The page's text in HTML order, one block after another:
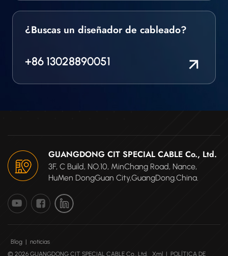
¿Buscas un diseñador de cableado?
+86 13028890051
GUANGDONG CIT SPECIAL CABLE Co., Ltd.
3F, C Build, NO.10, MinChang Road, Nance,
HuMen DongGuan City,GuangDong.China.
Blog | noticias
© 2026 GUANGDONG CIT SPECIAL CABLE Co., Ltd.
Xml | POLÍTICA DE